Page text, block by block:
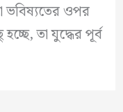
ভবিষ্যতের ওপর
তা যুদ্ধের পূর্ব